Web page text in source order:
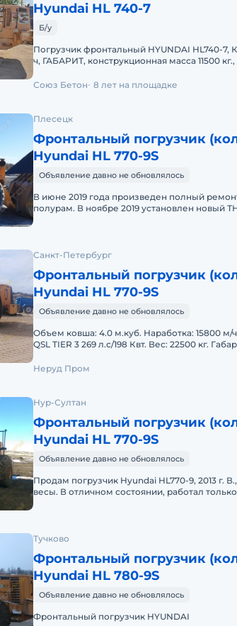
Hyundai HL 740-7
Б/у
Погрузчик фронтальный HYUNDAI HL740-7,
ч, ГАБАРИТ, конструкционная масса 11500
Союз Бетон 8 лет на площадке
Плесецк
Фронтальный погрузчик
Hyundai HL 770-9S
Объявление давно не обновлялось
В июне 2019 года произведен полный
полурам. В ноябре 2019 установлен новый
Санкт-Петербург
Фронтальный погрузчик
Hyundai HL 770-9S
Объявление давно не обновлялось
Объем ковша: 4.0 м.куб. Наработка: 15800 м/
QSL TIER 3 269 л.с/198 Квт. Вес: 22500 кг.
Неруд Пром
Нур-Султан
Фронтальный погрузчик
Hyundai HL 770-9S
Объявление давно не обновлялось
Продам погрузчик Hyundai HL770-9, 2013 г.
весы. В отличном состоянии, работал
Тучково
Фронтальный погрузчик
Hyundai HL 780-9S
Объявление давно не обновлялось
Фронтальный погрузчик HYUNDAI